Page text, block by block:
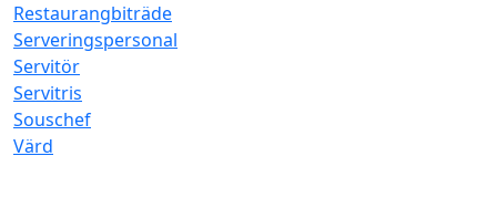
Restaurangbiträde
Serveringspersonal
Servitör
Servitris
Souschef
Värd